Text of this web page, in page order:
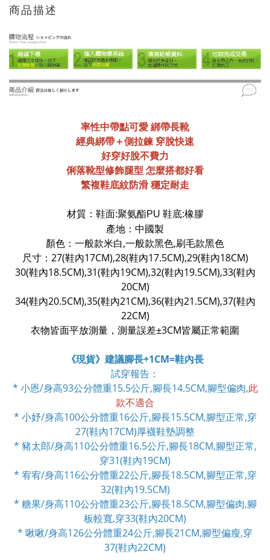
商品描述
率性中帶點可愛 綁帶長靴
經典綁帶＋側拉鍊 穿脫快速
好穿好脫不費力
俐落靴型修飾腿型 怎麼搭都好看
繁複鞋底紋防滑 穩定耐走
材質： 鞋面:聚氨酯PU 鞋底:橡膠
產地：中國製
顏色：一般款米白,一般款黑色,刷毛款黑色
尺寸： 27(鞋內17CM),28(鞋內17.5CM),29(鞋內18CM)
30(鞋內18.5CM),31(鞋內19CM),32(鞋內19.5CM),33(鞋內
20CM)
34(鞋內20.5CM),35(鞋內21CM),36(鞋內21.5CM),37(鞋內
22CM)
衣物皆面平放測量，測量誤差±3CM皆屬正常範圍
《現貨》建議腳長+1CM=鞋內長
試穿報告：
* 小恩/身高93公分體重15.5公斤,腳長14.5CM,腳型偏肉,此
款不適合
* 小妤/身高100公分體重16公斤,腳長15.5CM,腳型正常,穿
27(鞋內17CM)厚襪鞋墊調整
* 豬太郎/身高110公分體重16.5公斤,腳長18CM,腳型正常,
穿31(鞋內19CM)
* 宥宥/身高116公分體重22公斤,腳長18.5CM,腳型正常,穿
32(鞋內19.5CM)
* 糖果/身高110公分體重23公斤,腳長18.5CM,腳型偏肉,腳
板較寬,穿33(鞋內20CM)
* 啾啾/身高126公分體重24公斤,腳長21CM,腳型偏瘦,穿
37(鞋內22CM)